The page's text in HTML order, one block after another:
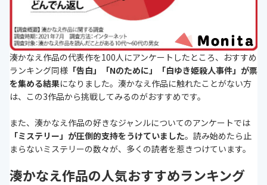
湊かなえ作品の代表作を100人にアンケートしたところ、おすすめ
ランキング同様 「告白」「Nのために」「白ゆき姫殺人事件」が票
を集める結果になりました。湊かなえ作品に触れたことがない方
は、この3作品から挑戦してみるのがおすすめです。
また、湊かなえ作品の好きなジャンルについてのアンケートでは
「ミステリー」が圧倒的支持をうけていました。読み始めたら止
まらないミステリーの数々が、多くの読者を惹きつけています。
湊かなえ作品の人気おすすめランキング